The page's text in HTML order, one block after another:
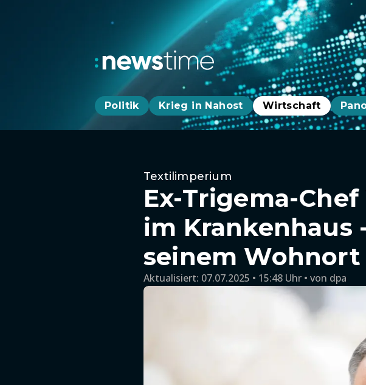
Politik Krieg in Nahost Wirtschaft
Textilimperium
Ex-Trigema-
im Krankenhaus
seinem Wohnort
Aktualisiert: 07.07.2025 • 15:48 Uhr von dpa